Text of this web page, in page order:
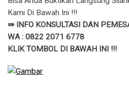
Kami Di Bawah Ini !!!
⇛ INFO KONSULTASI DAN
WA : 0822 2071 6778
KLIK TOMBOL DI BAWAH INI !!!